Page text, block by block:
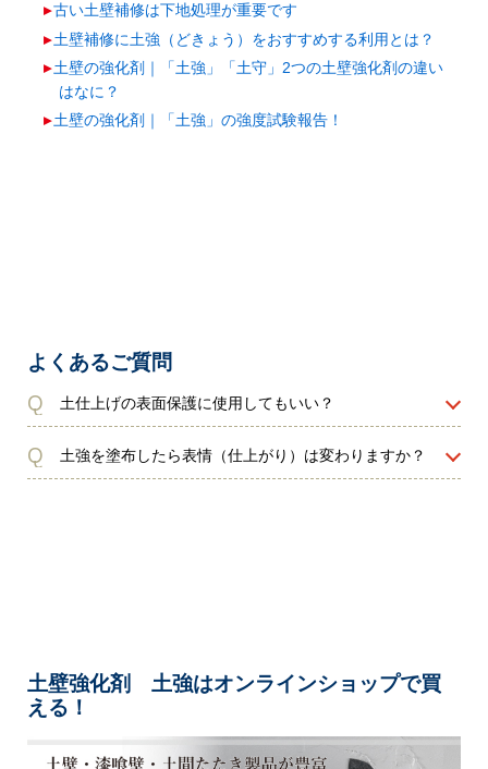
古い土壁補修は下地処理が重要です
土壁補修に土強（どきょう）をおすすめする利用とは？
土壁の強化剤｜「土強」「土守」2つの土壁強化剤の違い
はなに？
土壁の強化剤｜「土強」の強度試験報告！
よくあるご質問
Q 土仕上げの表面保護に使用してもいい？
Q 土強を塗布したら表情（仕上がり）は変わりますか？
土壁強化剤 土強はオンラインショップで買
える！